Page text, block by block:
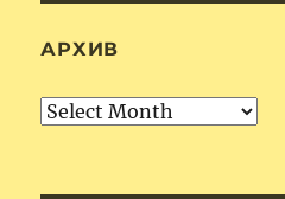
АРХИВ
Архив